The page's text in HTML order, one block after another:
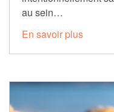
au sein…
En savoir plus